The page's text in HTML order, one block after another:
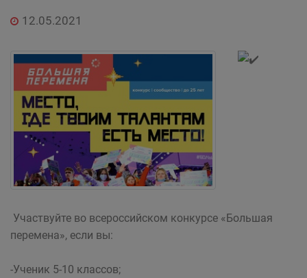
12.05.2021
Участвуйте во всероссийском конкурсе «Большая
перемена», если вы:
-Ученик 5-10 классов;